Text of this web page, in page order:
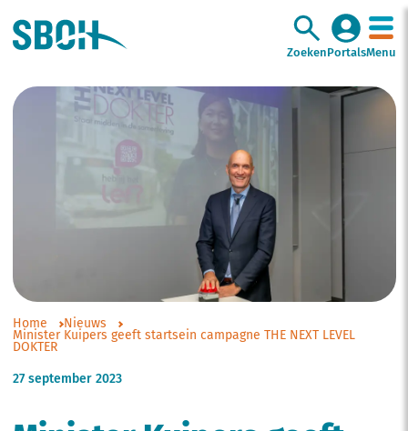
Zoeken PortalsMenu
Home
Nieuws
Minister Kuipers geeft startsein campagne THE NEXT LEVEL
DOKTER
27 september 2023